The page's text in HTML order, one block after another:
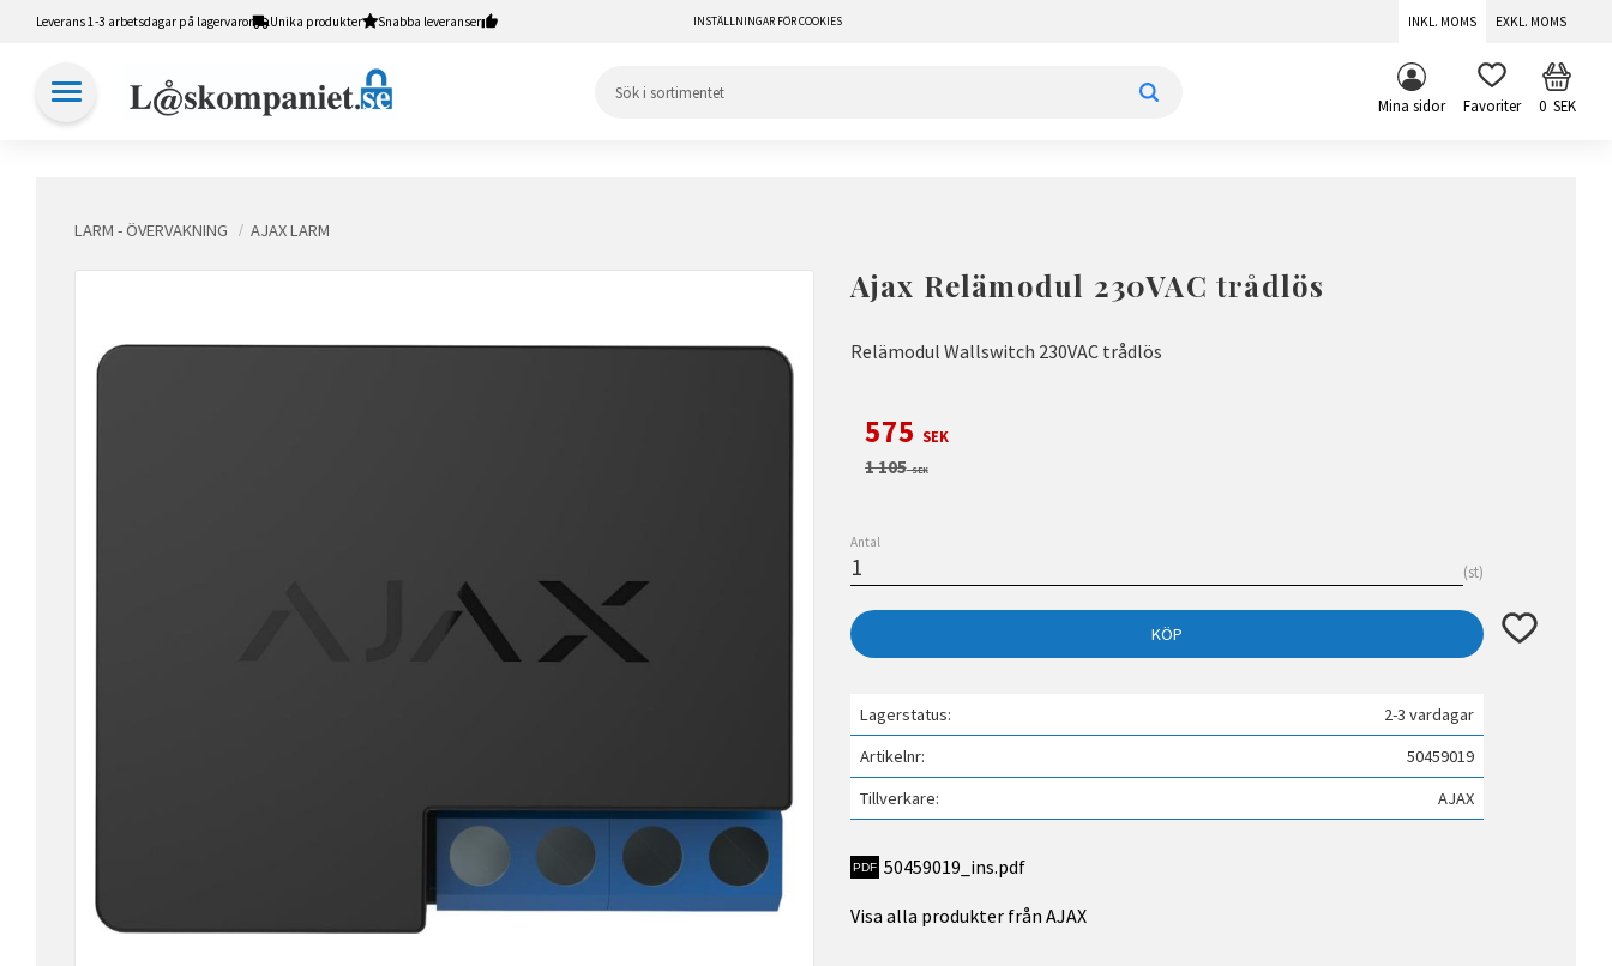
Leverans 1-3 arbetsdagar på lagervaror Unika produkter Snabba leveranser INSTÄLLNINGAR FÖR COOKIES INKL. MOMS EXKL. MOMS
Mina sidor FAVORITER 0SEK
LARM - ÖVERVAKNING AJAX LARM
Ajax Relämodul 230VAC trådlös
Relämodul Wallswitch 230VAC trådlös
Nedsatt pris:
575 SEK
Ordinarie pris:
1 105SEK
Antal
st
KÖP Lägg till i
Lagerstatus
2-3 vardagar
Artikelnr
50459019
Tillverkare
AJAX
50459019_ins.pdf
Visa alla produkter från AJAX